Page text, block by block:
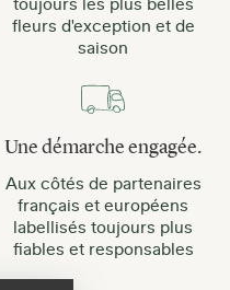
fleurs d'exception et de
saison
Une démarche engagée.
Aux côtés de partenaires
français et européens
labellisés toujours plus
fiables et responsables